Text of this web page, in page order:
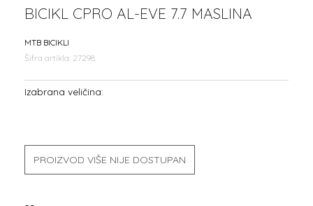
BICIKL CPRO AL-EVE 7.7 MASLINA
MTB BICIKLI
Šifra artikla: 27298
Izabrana veličina:
PROIZVOD VIŠE NIJE DOSTUPAN